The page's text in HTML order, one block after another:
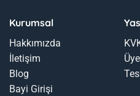
Kurumsal
Hakkımızda
İletişim
Blog
Bayi Girişi